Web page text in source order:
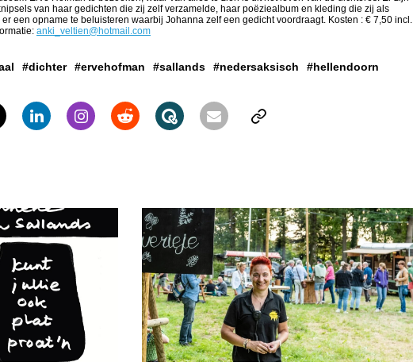
van haar gedichten die zij zelf verzamelde, haar poëziealbum en kleding die zij als
een opname te beluisteren waarbij Johanna zelf een gedicht voordraagt. Kosten : € 7,50 incl.
anki_veltien@hotmail.com
#dichter #ervehofman #sallands #nedersaksisch
#hellendoorn